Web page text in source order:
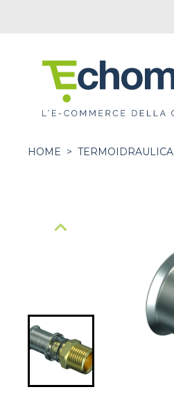
HOME > TERMOIDRAULICA